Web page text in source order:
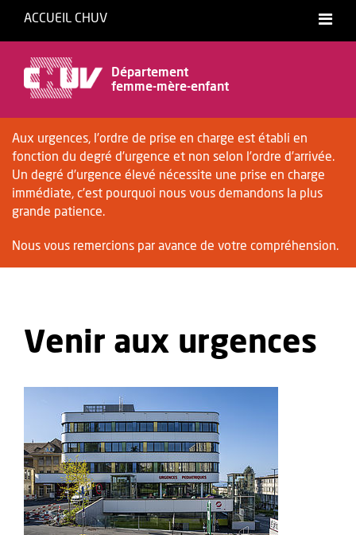
ACCUEIL CHUV
Département
femme-mère-enfant
Aux urgences, l’ordre de prise en charge est établi en
fonction du degré d’urgence et non selon l’ordre d’arrivée.
Un degré d’urgence élevé nécessite une prise en charge
immédiate, c’est pourquoi nous vous demandons la plus
grande patience.
Nous vous remercions par avance de votre compréhension.
Venir aux urgences